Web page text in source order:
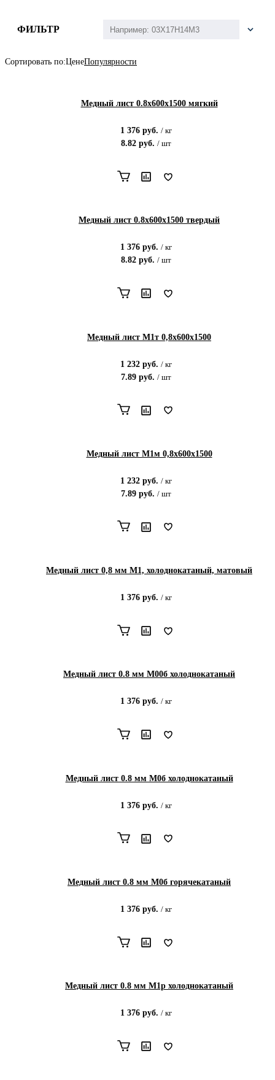
ФИЛЬТР
Сортировать по:ЦенеПопулярности
Медный лист 0.8x600x1500 мягкий
1 376 руб. / кг
8.82 руб. / шт
Медный лист 0.8x600x1500 твердый
1 376 руб. / кг
8.82 руб. / шт
Медный лист М1т 0,8х600х1500
1 232 руб. / кг
7.89 руб. / шт
Медный лист М1м 0,8х600х1500
1 232 руб. / кг
7.89 руб. / шт
Медный лист 0,8 мм М1, холоднокатаный, матовый
1 376 руб. / кг
Медный лист 0.8 мм М00б холоднокатаный
1 376 руб. / кг
Медный лист 0.8 мм М0б холоднокатаный
1 376 руб. / кг
Медный лист 0.8 мм М0б горячекатаный
1 376 руб. / кг
Медный лист 0.8 мм М1р холоднокатаный
1 376 руб. / кг